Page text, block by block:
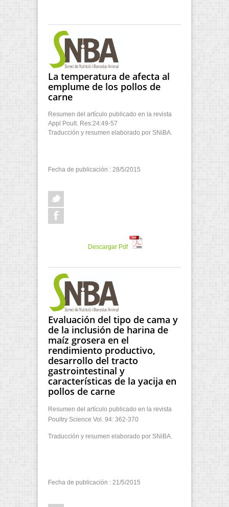
La temperatura de afecta al
emplume de los pollos de
carne
Resumen del artículo publicado en la revista
Appl Poult. Res:24:49-57
Traducción y resumen elaborado por SNiBA.
Fecha de publicación : 28/5/2015
Descargar Pdf
Evaluación del tipo de cama y
de la inclusión de harina de
maíz grosera en el
rendimiento productivo,
desarrollo del tracto
gastrointestinal y
características de la yacija en
pollos de carne
Resumen del artículo publicado en la revista
Poultry Science Vol. 94: 362-370
Traducción y resumen elaborado por SNiBA.
Fecha de publicación : 21/5/2015